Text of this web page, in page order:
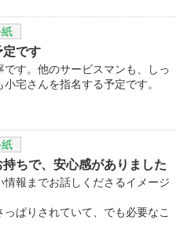
定です
す。他のサービスマンも、しっ
宅さんを指名する予定です。
ちで、安心感がありました
報までお話しくださるイメージ
ぱりされていて、でも必要なこ